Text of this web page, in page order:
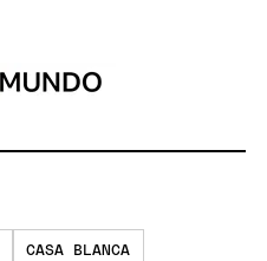
CASA BLANCA